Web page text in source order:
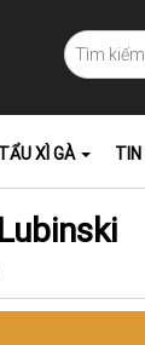
TẨU XÌ GÀ